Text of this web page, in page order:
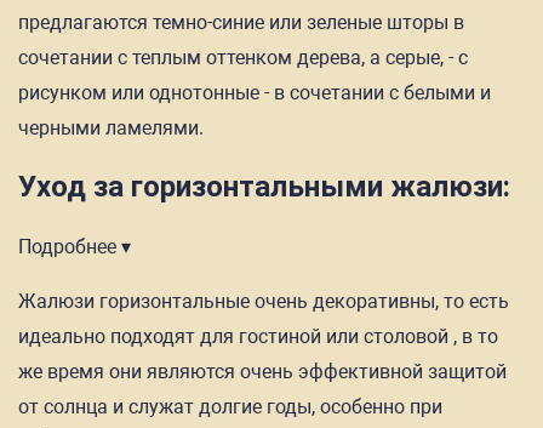
предлагаются темно-синие или зеленые шторы в
сочетании с теплым оттенком дерева, а серые, - с
рисунком или однотонные - в сочетании с белыми и
черными ламелями.
Уход за горизонтальными жалюзи:
Подробнее ▾
Жалюзи горизонтальные очень декоративны, то есть
идеально подходят для гостиной или столовой , в то
же время они являются очень эффективной защитой
от солнца и служат долгие годы, особенно при